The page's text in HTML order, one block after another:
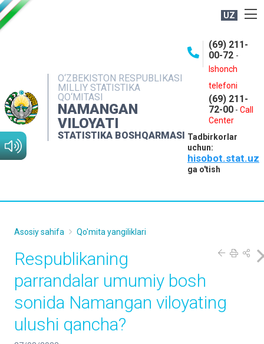
UZ
O‘ZBEKISTON RESPUBLIKASI
MILLIY STATISTIKA
QO‘MITASI
NAMANGAN
VILOYATI
STATISTIKA BOSHQARMASI
(69) 211-
00-72 -
Ishonch
telefoni
(69) 211-
72-00 - Call
Center
Tadbirkorlar
uchun:
hisobot.stat.uz
ga o'tish
NASHRLAR
INTERAKTIV XIZMATLAR
MATBUOT XIZMATI
MUROJAATLAR
Asosiy sahifa Qo'mita yangiliklari
Respublikaning
parrandalar umumiy bosh
sonida Namangan viloyating
ulushi qancha?